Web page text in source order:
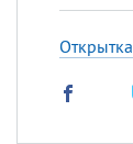
Открытка